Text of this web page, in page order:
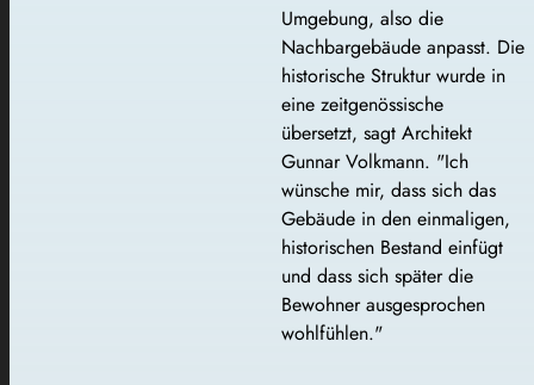
Umgebung, also die
Nachbargebäude anpasst. Die
historische Struktur wurde in
eine zeitgenössische
übersetzt, sagt Architekt
Gunnar Volkmann. "Ich
wünsche mir, dass sich das
Gebäude in den einmaligen,
historischen Bestand einfügt
und dass sich später die
Bewohner ausgesprochen
wohlfühlen."